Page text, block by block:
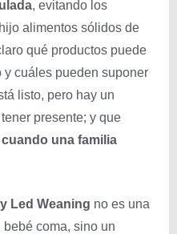
, evitando los
alimentos sólidos de
qué productos puede
cuáles pueden suponer
listo, pero hay un
presente; y que
cuando una familia
Led Weaning no es una
coma, sino un